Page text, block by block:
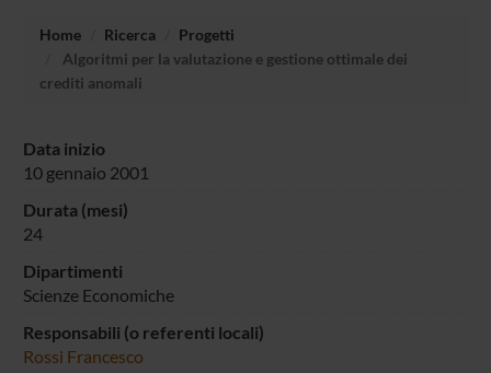
Home Ricerca
Progetti
Algoritmi per la valutazione e gestione ottimale dei
crediti anomali
Data inizio
10 gennaio 2001
Durata (mesi)
24
Dipartimenti
Scienze Economiche
Responsabili (o referenti locali)
Rossi Francesco